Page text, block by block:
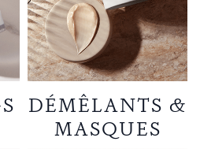
DÉMÊLANTS &
MASQUES